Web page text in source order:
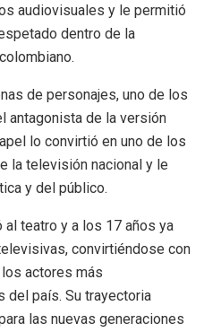
audiovisuales y le permitió
dentro de la
de personajes, uno de los
antagonista de la versión
lo convirtió en uno de los
la televisión nacional y le
y del público.
al teatro y a los 17 años ya
convirtiéndose con
actores más
del país. Su trayectoria
las nuevas generaciones